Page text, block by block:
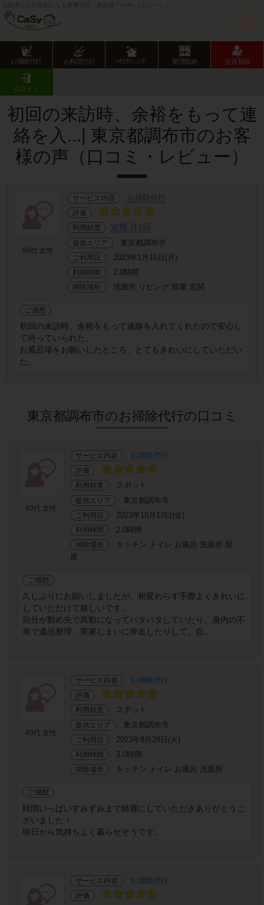
お財布と心が笑顔になる家事代行・家政婦「CaSy（カジー）」
お掃除代行 お料理代行 ﾊｳｽｸﾘｰﾆﾝｸﾞ 整理収納 会員登録
ログイン
CaSy TOP
お客様の声･口コミ詳細
初回の来訪時、余裕をもって連
絡を入...| 東京都調布市のお客
様の声（口コミ・レビュー）
50代 女性
サービス内容 お掃除代行
評価
利用頻度
定期 月1回
提供エリア 東京都調布市
ご利用日 2023年1月16日(月)
利用時間 2.0時間
掃除場所 洗面所 リビング 部屋 玄関
ご感想
初回の来訪時、余裕をもって連絡を入れてくれたので安心し
て待っていられた。
お風呂場をお願いしたところ、とてもきれいにしていただい
た。
東京都調布市のお掃除代行の口コミ
40代 女性
サービス内容 お掃除代行
評価
利用頻度
スポット
提供エリア 東京都調布市
ご利用日 2023年10月13日(金)
利用時間 2.0時間
掃除場所
キッチン トイレ お風呂 洗面所 部
屋
ご感想
久しぶりにお願いしましたが、相変わらず手際よくきれいに
していただけて嬉しいです。
自分が勤め先で異動になってバタバタしていたり、身内の不
幸で遺品整理、実家じまいに奔走したりして、自...
40代 女性
サービス内容 お掃除代行
評価
利用頻度
スポット
提供エリア 東京都調布市
ご利用日 2023年8月29日(火)
利用時間 3.0時間
掃除場所 キッチン トイレ お風呂 洗面所
ご感想
時間いっぱいすみずみまで綺麗にしていただきありがとうご
ざいました！
明日から気持ちよく暮らせそうです。
サービス内容 お掃除代行
評価